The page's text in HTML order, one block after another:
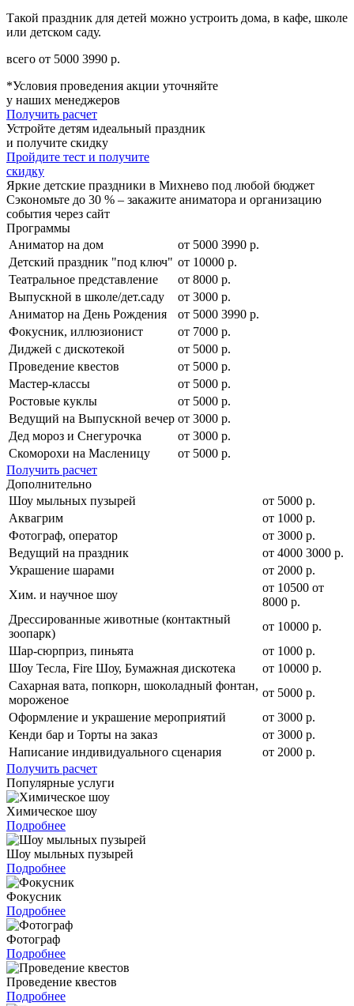
Такой праздник для детей можно устроить дома, в кафе, школе
или детском саду.
всего от 5000 3990 р.
*Условия проведения акции уточняйте
у наших менеджеров
Получить расчет
Устройте детям идеальный праздник
и получите скидку
Пройдите тест и получите
скидку
Яркие детские праздники в Михнево под любой бюджет
Сэкономьте до 30 % – закажите аниматора и организацию
события через сайт
Программы
Аниматор на дом
от 5000 3990 р.
Детский праздник "под ключ" от 10000 р.
Театральное представление
от 8000 р.
Выпускной в школе/дет.саду
от 3000 р.
Аниматор на День Рождения
от 5000 3990 р.
Фокусник, иллюзионист
от 7000 р.
Диджей с дискотекой
от 5000 р.
Проведение квестов
от 5000 р.
Мастер-классы
от 5000 р.
Ростовые куклы
от 5000 р.
Ведущий на Выпускной вечер от 3000 р.
Дед мороз и Снегурочка
от 3000 р.
Скоморохи на Масленицу
от 5000 р.
Получить расчет
Дополнительно
Шоу мыльных пузырей
от 5000 р.
Аквагрим
от 1000 р.
Фотограф, оператор
от 3000 р.
Ведущий на праздник
от 4000 3000 р.
Украшение шарами
от 2000 р.
Хим. и научное шоу
от 10500 от
8000 р.
Дрессированные животные (контактный
зоопарк)
от 10000 р.
Шар-сюрприз, пиньята
от 1000 р.
Шоу Тесла, Fire Шоу, Бумажная дискотека
от 10000 р.
Сахарная вата, попкорн, шоколадный фонтан,
мороженое
от 5000 р.
Оформление и украшение мероприятий
от 3000 р.
Кенди бар и Торты на заказ
от 3000 р.
Написание индивидуального сценария
от 2000 р.
Получить расчет
Популярные услуги
Химическое шоу
Подробнее
Шоу мыльных пузырей
Подробнее
Фокусник
Подробнее
Фотограф
Подробнее
Проведение квестов
Подробнее